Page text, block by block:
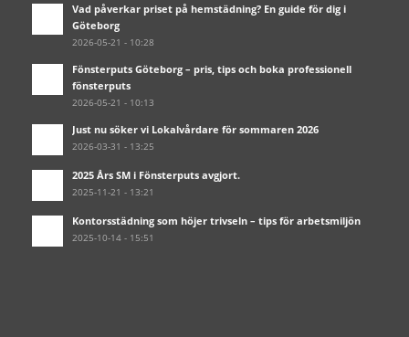
Vad påverkar priset på hemstädning? En guide för dig i
Göteborg
2026-05-21 - 10:28
Fönsterputs Göteborg – pris, tips och boka professionell
fönsterputs
2026-05-21 - 10:13
Just nu söker vi Lokalvårdare för sommaren 2026
2026-03-31 - 13:25
2025 Års SM i Fönsterputs avgjort.
2025-11-21 - 13:21
Kontorsstädning som höjer trivseln – tips för arbetsmiljön
2025-10-14 - 15:51